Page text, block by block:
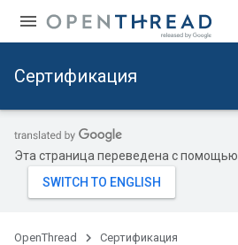
Сертификация
Эта страница переведена с помощью
OpenThread Сертификация